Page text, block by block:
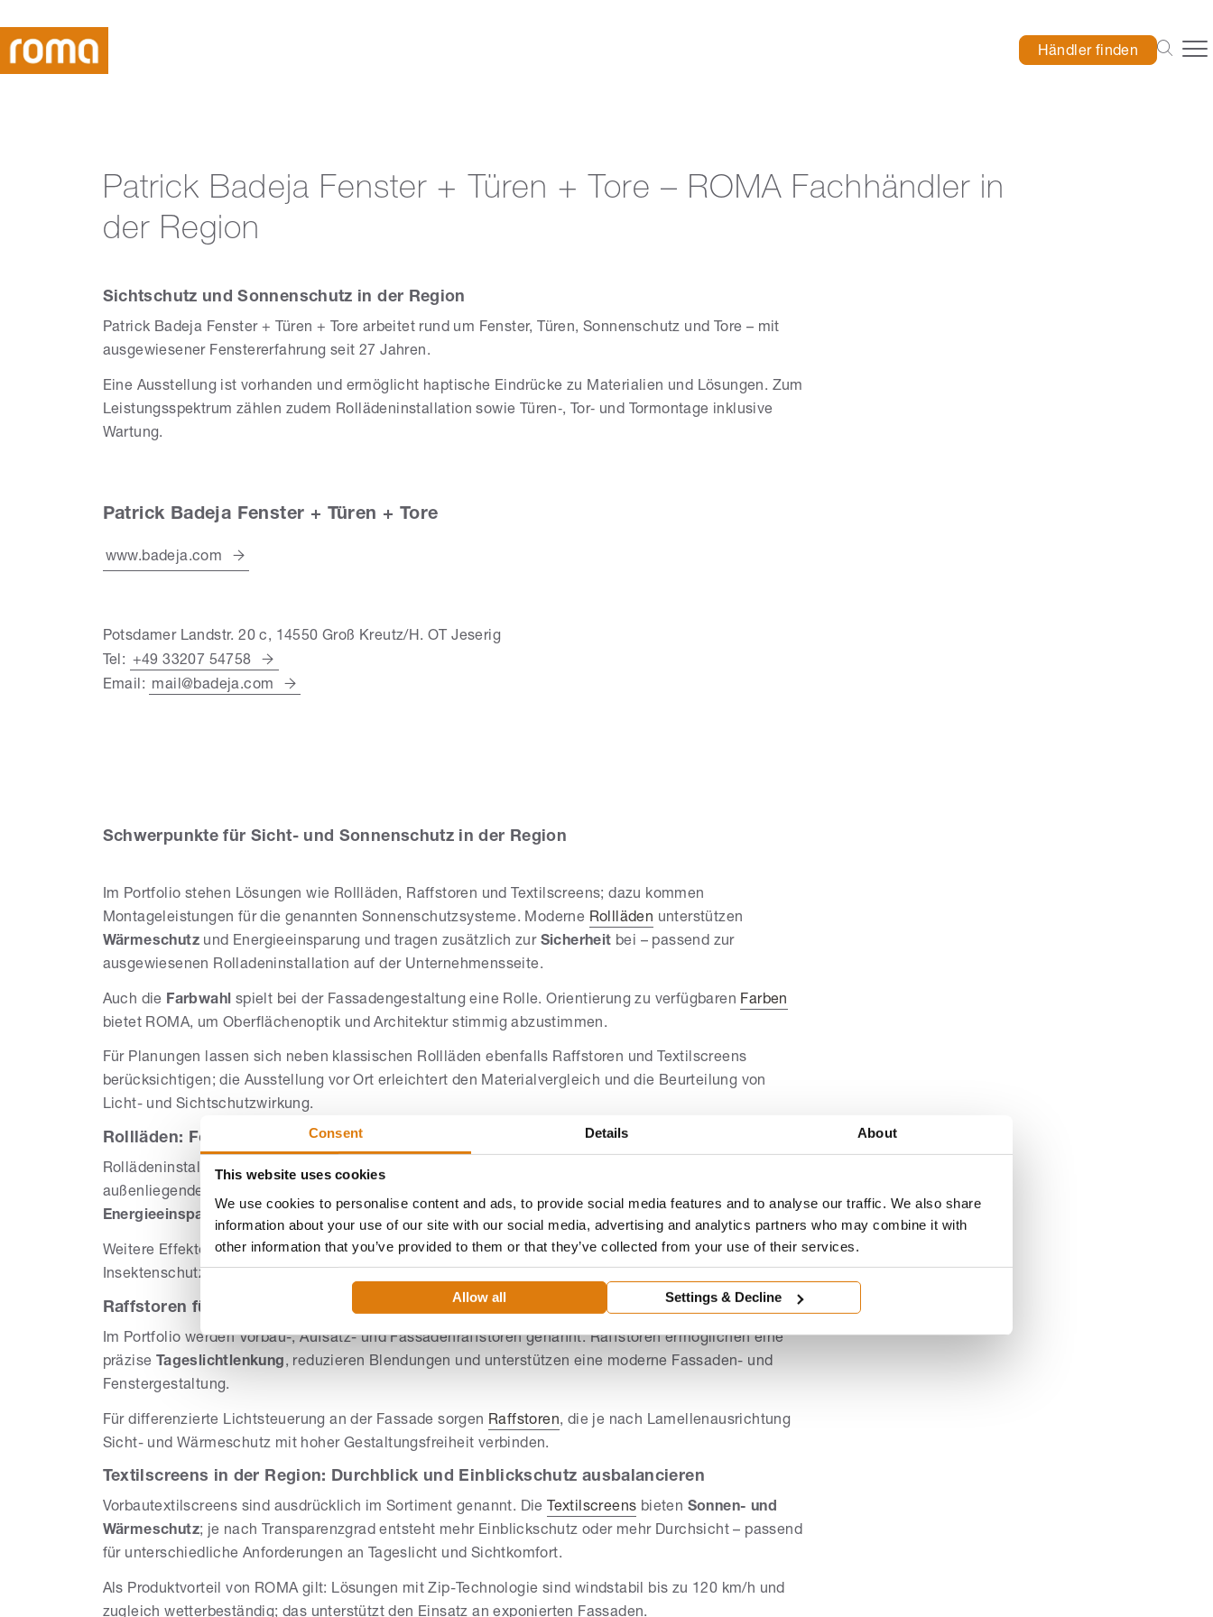
Consent Details About
This website uses cookies
We use cookies to personalise content and ads, to provide social media features and to analyse our traffic. We also share
information about your use of our site with our social media, advertising and analytics partners who may combine it with
other information that you’ve provided to them or that they’ve collected from your use of their services.
Settings & Decline
Allow all
Händler finden
Patrick Badeja Fenster + Türen + Tore – ROMA Fachhändler in
der Region
Sichtschutz und Sonnenschutz in der Region
Patrick Badeja Fenster + Türen + Tore arbeitet rund um Fenster, Türen, Sonnenschutz und Tore – mit
ausgewiesener Fenstererfahrung seit 27 Jahren.
Eine Ausstellung ist vorhanden und ermöglicht haptische Eindrücke zu Materialien und Lösungen. Zum
Leistungsspektrum zählen zudem Rollädeninstallation sowie Türen‑, Tor‑ und Tormontage inklusive
Wartung.
Patrick Badeja Fenster + Türen + Tore
www.badeja.com
Potsdamer Landstr. 20 c, 14550 Groß Kreutz/H. OT Jeserig
Tel: +49 33207 54758
Email: mail@badeja.com
Schwerpunkte für Sicht- und Sonnenschutz in der Region
Im Portfolio stehen Lösungen wie Rollläden, Raffstoren und Textilscreens; dazu kommen
Montageleistungen für die genannten Sonnenschutzsysteme. Moderne Rollläden unterstützen
Wärmeschutz und Energieeinsparung und tragen zusätzlich zur Sicherheit bei – passend zur
ausgewiesenen Rolladeninstallation auf der Unternehmensseite.
Auch die Farbwahl spielt bei der Fassadengestaltung eine Rolle. Orientierung zu verfügbaren Farben
bietet ROMA, um Oberflächenoptik und Architektur stimmig abzustimmen.
Für Planungen lassen sich neben klassischen Rollläden ebenfalls Raffstoren und Textilscreens
berücksichtigen; die Ausstellung vor Ort erleichtert den Materialvergleich und die Beurteilung von
Licht- und Sichtschutzwirkung.
Rollläden: Fokus auf Wärmeschutz und Sicherheit
Rollädeninstallation und Rolladenmontage gehören zum Leistungsspektrum des Betriebs. Als
außenliegende Abschlüsse verbessern Rollläden den
Energieeinsparung
; zugleich wirken sie als zusätzliches Hindernis für mehr Sicherheit am Gebäude.
Weitere Effekte sind Abdunkelung, Sichtschutz und – je nach Ausführung – optional integrierter
Insektenschutz, was den Komfort im Alltag steigern kann.
Raffstoren für große Fensterflächen
Im Portfolio werden Vorbau-, Aufsatz- und Fassadenraffstoren genannt. Raffstoren ermöglichen eine
präzise Tageslichtlenkung, reduzieren Blendungen und unterstützen eine moderne Fassaden- und
Fenstergestaltung.
Für differenzierte Lichtsteuerung an der Fassade sorgen Raffstoren, die je nach Lamellenausrichtung
Sicht- und Wärmeschutz mit hoher Gestaltungsfreiheit verbinden.
Textilscreens in der Region: Durchblick und Einblickschutz ausbalancieren
Vorbautextilscreens sind ausdrücklich im Sortiment genannt. Die Textilscreens bieten Sonnen- und
Wärmeschutz; je nach Transparenzgrad entsteht mehr Einblickschutz oder mehr Durchsicht – passend
für unterschiedliche Anforderungen an Tageslicht und Sichtkomfort.
Als Produktvorteil von ROMA gilt: Lösungen mit Zip-Technologie sind windstabil bis zu 120 km/h und
zugleich wetterbeständig; das unterstützt den Einsatz an exponierten Fassaden.